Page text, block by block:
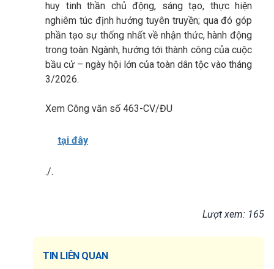
huy tinh thần chủ động, sáng tạo, thực hiện
nghiêm túc định hướng tuyên truyền; qua đó góp
phần tạo sự thống nhất về nhận thức, hành động
trong toàn Ngành, hướng tới thành công của cuộc
bầu cử – ngày hội lớn của toàn dân tộc vào tháng
3/2026.
Xem Công văn số 463-CV/ĐU
tại đây
./.
Lượt xem: 165
TIN LIÊN QUAN